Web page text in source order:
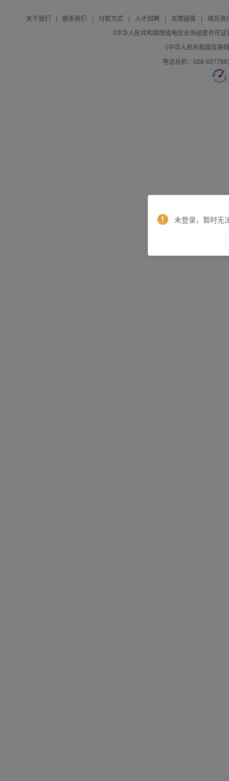
关于我们 | 联系我们 | 付款方式 | 人才招聘 | 友情链接 |
域名资
《中华人民共和国增值电信业务经营许可
《中华人民共和国互联
电话总机：028-
未登录，暂时无